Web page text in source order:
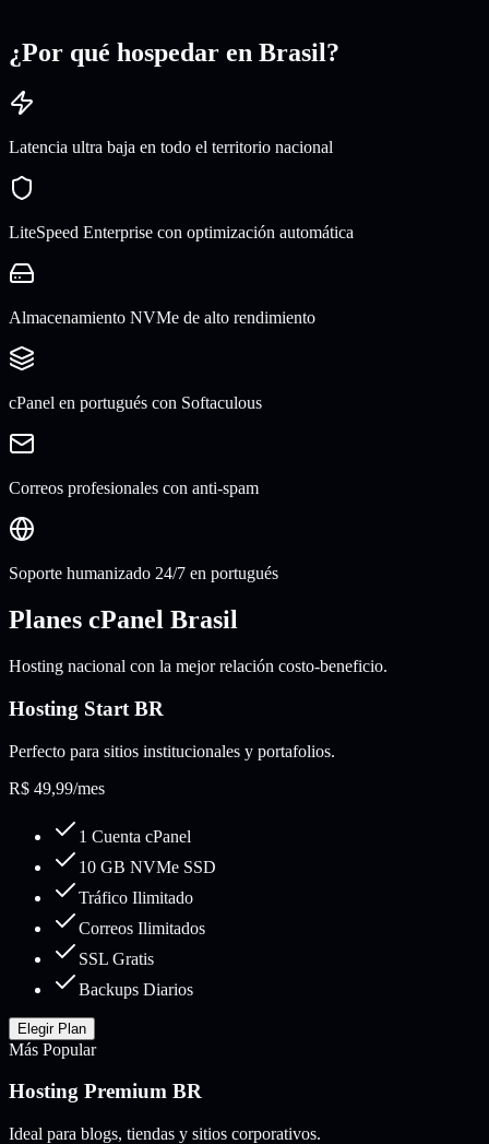
¿Por qué hospedar en Brasil?
Latencia ultra baja en todo el territorio nacional
LiteSpeed Enterprise con optimización automática
Almacenamiento NVMe de alto rendimiento
cPanel en portugués con Softaculous
Correos profesionales con anti-spam
Soporte humanizado 24/7 en portugués
Planes cPanel Brasil
Hosting nacional con la mejor relación costo-beneficio.
Hosting Start BR
Perfecto para sitios institucionales y portafolios.
R$ 49,99/mes
1 Cuenta cPanel
10 GB NVMe SSD
Tráfico Ilimitado
Correos Ilimitados
SSL Gratis
Backups Diarios
Elegir Plan
Más Popular
Hosting Premium BR
Ideal para blogs, tiendas y sitios corporativos.